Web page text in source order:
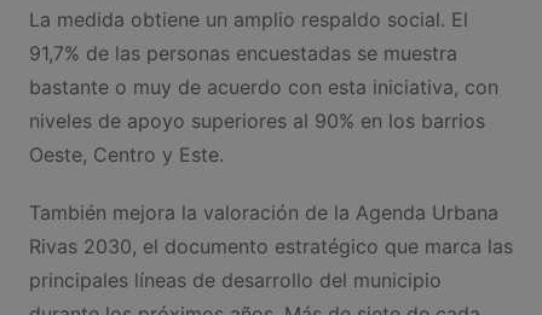
La medida obtiene un amplio respaldo social. El
91,7% de las personas encuestadas se muestra
bastante o muy de acuerdo con esta iniciativa, con
niveles de apoyo superiores al 90% en los barrios
Oeste, Centro y Este.
También mejora la valoración de la Agenda Urbana
Rivas 2030, el documento estratégico que marca las
principales líneas de desarrollo del municipio